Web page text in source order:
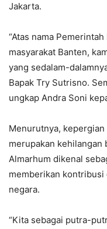
Jakarta.
‎“Atas nama
masyarakat Banten,
yang sedalam-
Bapak Try Sutrisno.
ungkap Andra Soni
‎Menurutnya,
merupakan kehilangan
Almarhum dikenal
memberikan kontribusi
negara.
‎“Kita sebagai putra-